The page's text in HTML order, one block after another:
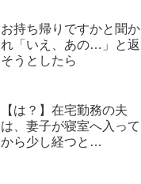
お持ち帰りですかと聞か
れ「いえ、あの…」と返
そうとしたら
【は？】在宅勤務の夫
は、妻子が寝室へ入って
から少し経つと…